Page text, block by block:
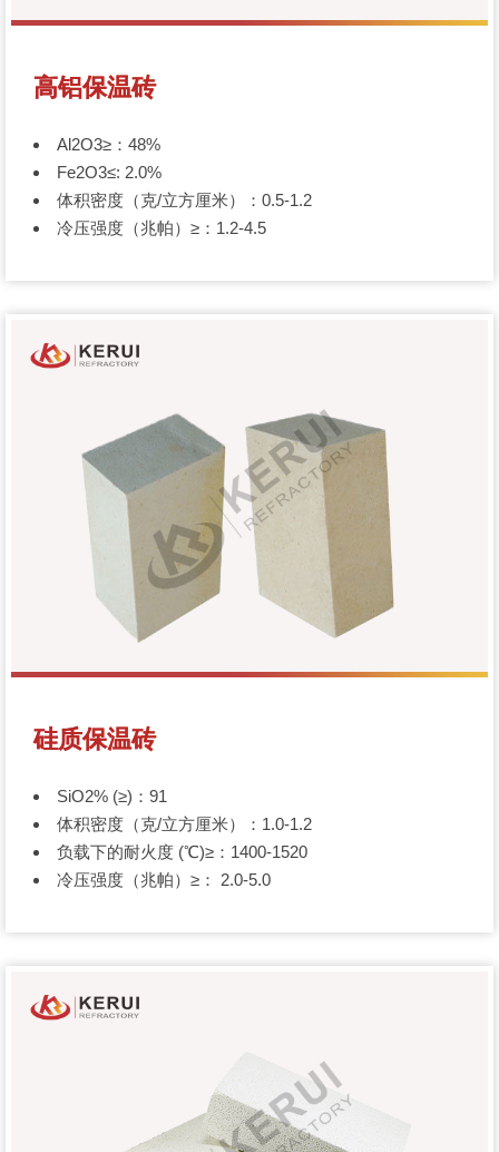
高铝保温砖
Al2O3≥：48%
Fe2O3≤: 2.0%
体积密度（克/立方厘米）：0.5-1.2
冷压强度（兆帕）≥：1.2-4.5
硅质保温砖
SiO2% (≥)：91
体积密度（克/立方厘米）：1.0-1.2
负载下的耐火度 (℃)≥：1400-1520
冷压强度（兆帕）≥： 2.0-5.0